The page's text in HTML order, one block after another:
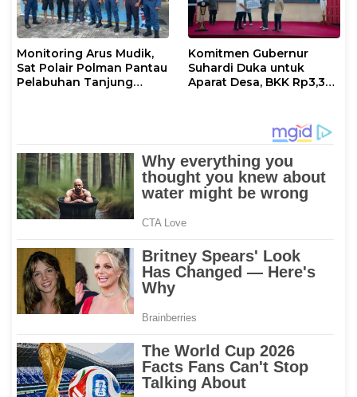
Monitoring Arus Mudik,
Sat Polair Polman Pantau
Pelabuhan Tanjung
Komitmen Gubernur
Suhardi Duka untuk
Aparat Desa, BKK Rp3,3